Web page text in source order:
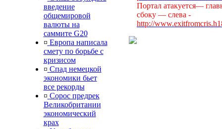
введение
общемировой
валюты на
саммите G20
¤ Европа написала
смету по борьбе с
кризисом
¤ Спад немецкой
экономики бьет
все рекорды
¤ Сорос предрек
Великобритании
экономический
крах
Портал атакуется—
сбоку — слева -
http://